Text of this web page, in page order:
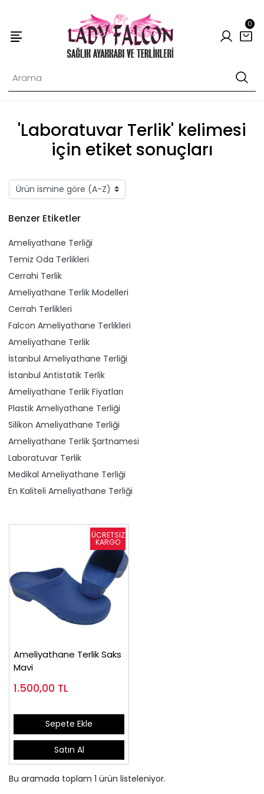
0
'Laboratuvar Terlik' kelimesi
için etiket sonuçları
Benzer Etiketler
Ameliyathane Terliği
Temiz Oda Terlikleri
Cerrahi Terlik
Ameliyathane Terlik Modelleri
Cerrah Terlikleri
Falcon Ameliyathane Terlikleri
Ameliyathane Terlik
İstanbul Ameliyathane Terliği
İstanbul Antistatik Terlik
Ameliyathane Terlik Fiyatları
Plastik Ameliyathane Terliği
Silikon Ameliyathane Terliği
Ameliyathane Terlik Şartnamesi
Laboratuvar Terlik
Medikal Ameliyathane Terliği
En Kaliteli Ameliyathane Terliği
Ameliyathane Terlik Saks
Mavi
1.500,00 TL
Sepete Ekle
Satın Al
Bu aramada toplam 1 ürün listeleniyor.